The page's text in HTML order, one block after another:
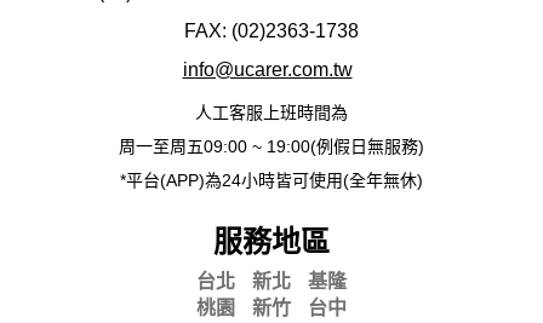
FAX: (02)2363-1738
info@ucarer.com.tw
人工客服上班時間為
周一至周五09:00 ~ 19:00(例假日無服務)
*平台(APP)為24小時皆可使用(全年無休)
服務地區
台北 新北
基隆
桃園
新竹
台中